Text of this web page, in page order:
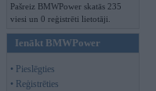
Pašreiz BMWPower skatās 235
viesi un 0 reģistrēti lietotāji.
Ienākt BMWPower
• Pieslēgties
• Reģistrēties